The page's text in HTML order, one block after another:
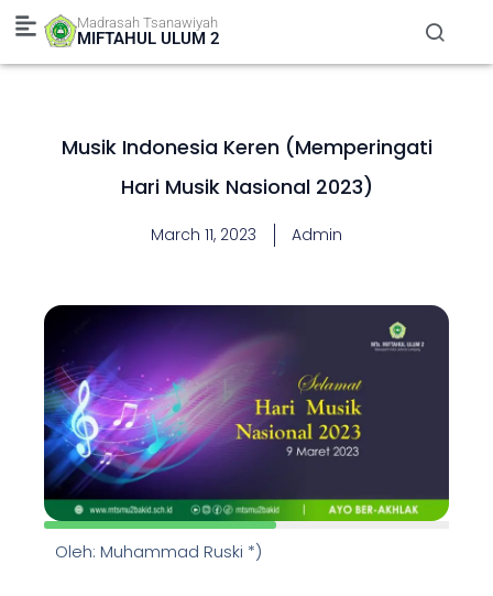
Skip
content
Madrasah Tsanawiyah
MIFTAHUL ULUM 2
Musik Indonesia Keren (Memperingati
Hari Musik Nasional 2023)
March 11, 2023 Admin
Oleh: Muhammad Ruski *)